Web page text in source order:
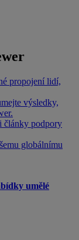
propojení lidí,
výsledky,
články podpory
globálnímu
umělé